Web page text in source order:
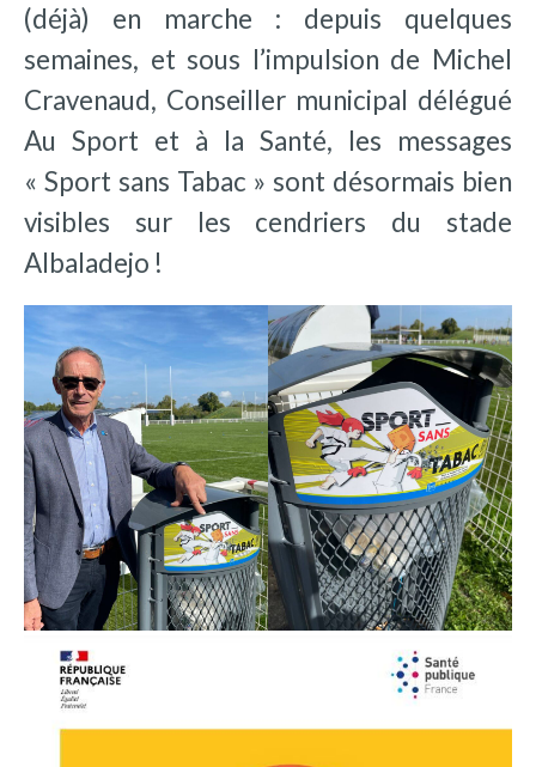
(déjà) en marche : depuis quelques
semaines, et sous l’impulsion de Michel
Cravenaud, Conseiller municipal délégué
Au Sport et à la Santé, les messages
« Sport sans Tabac » sont désormais bien
visibles sur les cendriers du stade
Albaladejo !